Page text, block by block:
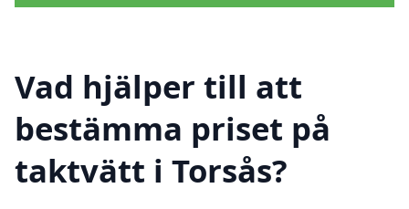
Vad hjälper till att
bestämma priset på
taktvätt i Torsås?